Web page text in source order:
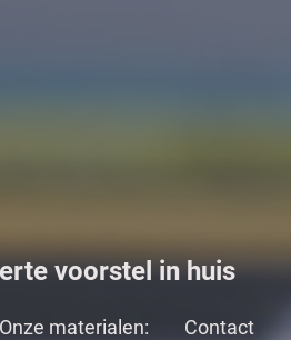
voorstel in huis
Onze materialen: Contact